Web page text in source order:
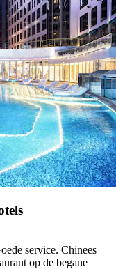
service. Chinees
op de begane